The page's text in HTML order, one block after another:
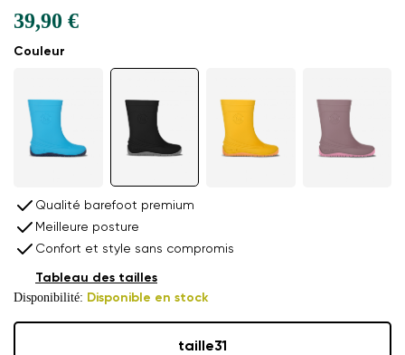
Couleur
39,90 €
Qualité barefoot premium
Meilleure posture
Confort et style sans compromis
Disponibilité: Disponible en stock
Tableau des tailles
taille31